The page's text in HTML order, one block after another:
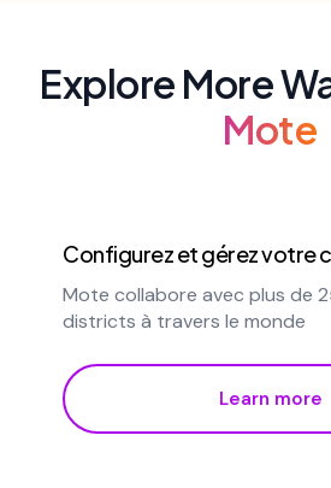
Explore More
Mote
Configurez et gérez votre
Mote collabore avec plus de
districts à travers le monde
Learn more